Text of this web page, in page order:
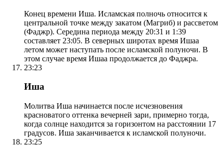
Конец времени Иша. Исламская полночь относится к
центральной точке между закатом (Магриб) и рассветом
(Фаджр). Середина периода между 20:31 и 1:39
составляет 23:05. В северных широтах время Ишаа
летом может наступать после исламской полуночи. В
этом случае время Ишаа продолжается до Фаджра.
23:23
Иша
Молитва Иша начинается после исчезновения
красноватого оттенка вечерней зари, примерно тогда,
когда солнце находится за горизонтом на расстоянии 17
градусов. Иша заканчивается к исламской полуночи.
23:25